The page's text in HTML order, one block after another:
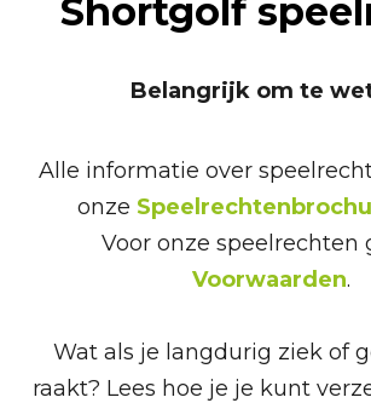
Shortgolf
Belangrijk om te
Alle informatie over
onze
Voor onze speelrechten
Voorwaarden.
Wat als je langdurig ziek of
raakt? Lees hoe je je kunt